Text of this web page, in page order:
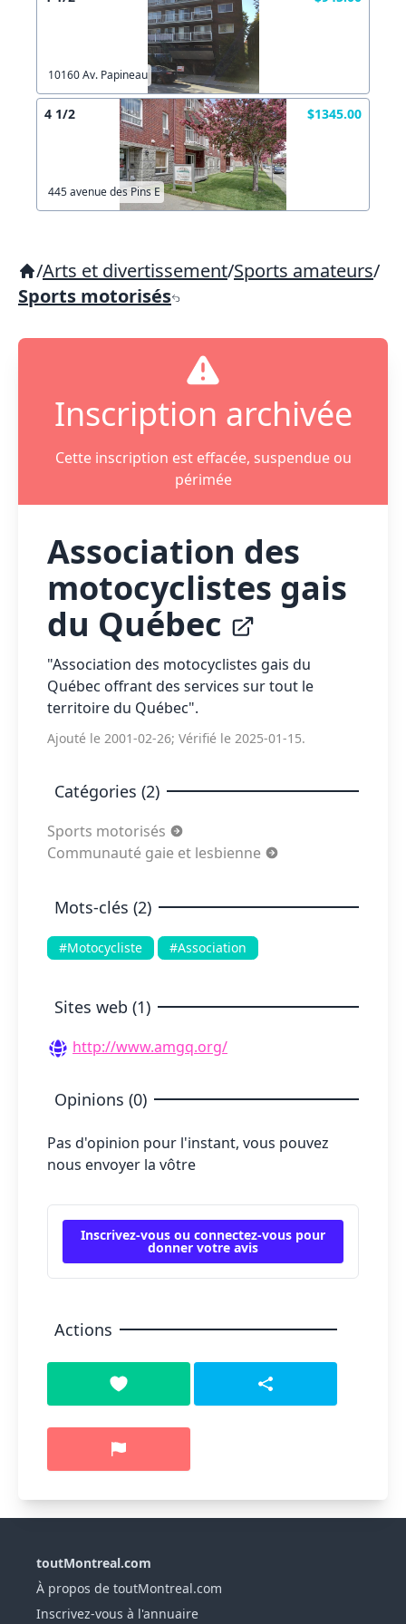
10160 Av. Papineau
4 1/2 $1345.00
445 avenue des Pins E
/Arts et divertissement/Sports amateurs/
Sports motorisés
Inscription archivée
Cette inscription est effacée, suspendue ou
périmée
Association des
motocyclistes gais
du Québec
"Association des motocyclistes gais du
Québec offrant des services sur tout le
territoire du Québec".
Ajouté le 2001-02-26; Vérifié le 2025-01-15.
Catégories (2)
Sports motorisés
Communauté gaie et lesbienne
Mots-clés (2)
#Motocycliste #Association
Sites web (1)
http://www.amgq.org/
Opinions (0)
Pas d'opinion pour l'instant, vous pouvez
nous envoyer la vôtre
Inscrivez-vous ou connectez-vous pour
donner votre avis
Actions
toutMontreal.com
À propos de toutMontreal.com
Inscrivez-vous à l'annuaire